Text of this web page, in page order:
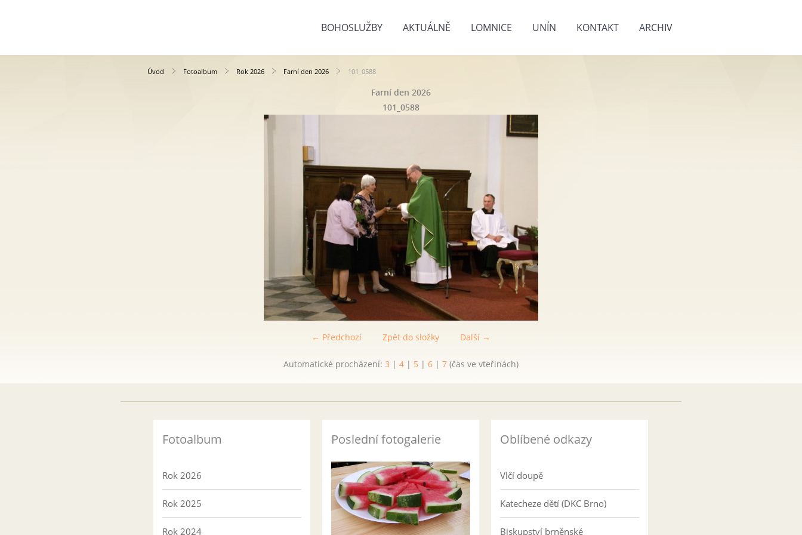
BOHOSLUŽBY AKTUÁLNĚ LOMNICE UNÍN KONTAKT ARCHIV
Úvod Fotoalbum Rok 2026 Farní den 2026 101_0588
Farní den 2026
101_0588
← Předchozí Další →
Zpět do složky
Automatické procházení: 3 | 4 | 5 | 6 | 7 (čas ve vteřinách)
Fotoalbum
Rok 2026
Rok 2025
Rok 2024
Poslední fotogalerie Oblíbené odkazy
Vlčí doupě
Katecheze dětí (DKC Brno)
Biskupství brněnské